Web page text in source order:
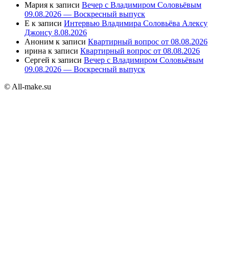
Мария к записи Вечер с Владимиром Соловьёвым
09.08.2026 — Воскресный выпуск
E к записи Интервью Владимира Соловьёва Алексу
Джонсу 8.08.2026
Аноним к записи Квартирный вопрос от 08.08.2026
ирина к записи Квартирный вопрос от 08.08.2026
Сергей к записи Вечер с Владимиром Соловьёвым
09.08.2026 — Воскресный выпуск
© All-make.su